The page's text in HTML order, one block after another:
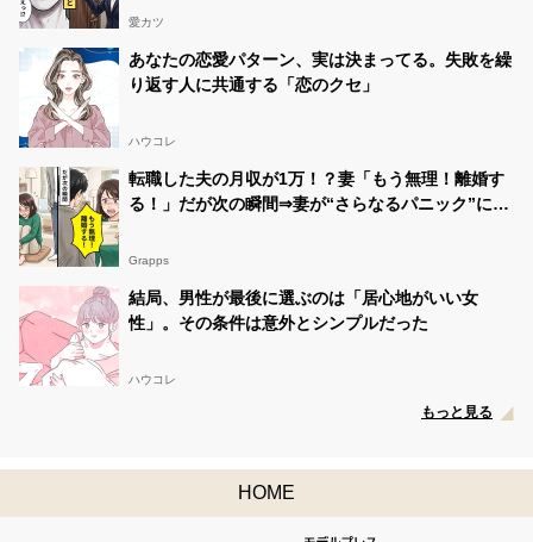
愛カツ
あなたの恋愛パターン、実は決まってる。失敗を繰
り返す人に共通する「恋のクセ」
ハウコレ
転職した夫の月収が1万！？妻「もう無理！離婚す
る！」だが次の瞬間⇒妻が“さらなるパニック”に陥
Grapps
結局、男性が最後に選ぶのは「居心地がいい女
性」。その条件は意外とシンプルだった
ハウコレ
もっと見る
HOME